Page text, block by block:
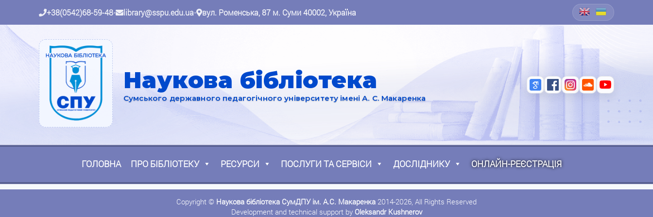
+38(0542)68-59-48• library@sspu.edu.ua• вул. Роменська, 87 м. Суми 40002, Україна
Наукова бібліотека
Сумського державного педагогічного університету імені А. С. Макаренка
ГОЛОВНА ПРО БІБЛІОТЕКУ РЕСУРСИ ПОСЛУГИ ТА СЕРВІСИ ДОСЛІДНИКУ ОНЛАЙН-РЕЄСТРАЦІЯ
Copyright © Наукова бібліотека СумДПУ ім. А.С. Макаренка 2014-2026, All Rights Reserved
Development and technical support by Oleksandr Kushnerov